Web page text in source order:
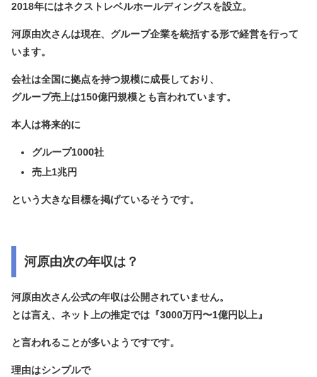
2018年にはネクストレベルホールディングスを設立。
河原由次さんは現在、グループ企業を統括する形で経営を行って
います。
会社は全国に拠点を持つ規模に成長しており、
グループ売上は150億円規模とも言われています。
本人は将来的に
グループ1000社
売上1兆円
という大きな目標を掲げているそうです。
河原由次の年収は？
河原由次さん公式の年収は公開されていません。
とは言え、ネット上の推定では『3000万円〜1億円以上』
と言われることが多いようですです。
理由はシンプルで